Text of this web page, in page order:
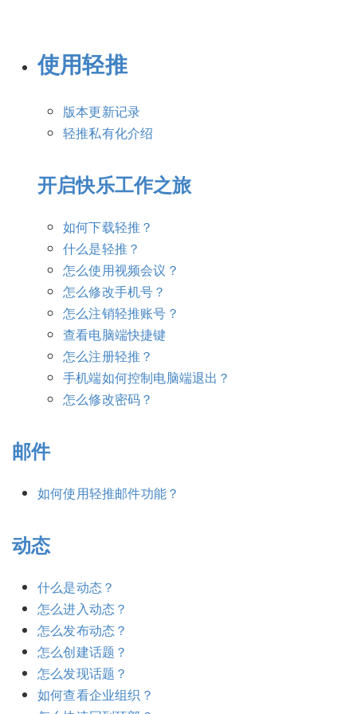
使用轻推
版本更新记录
轻推私有化介绍
开启快乐工作之旅
如何下载轻推？
什么是轻推？
怎么使用视频会议？
怎么修改手机号？
怎么注销轻推账号？
查看电脑端快捷键
怎么注册轻推？
手机端如何控制电脑端退出？
怎么修改密码？
邮件
如何使用轻推邮件功能？
动态
什么是动态？
怎么进入动态？
怎么发布动态？
怎么创建话题？
怎么发现话题？
如何查看企业组织？